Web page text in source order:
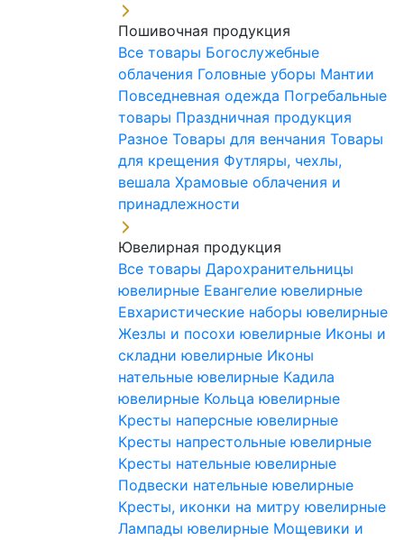
Пошивочная продукция
Все товары Богослужебные
облачения Головные уборы Мантии
Повседневная одежда Погребальные
товары Праздничная продукция
Разное Товары для венчания Товары
для крещения Футляры, чехлы,
вешала Храмовые облачения и
принадлежности
Ювелирная продукция
Все товары Дарохранительницы
ювелирные Евангелие ювелирные
Евхаристические наборы ювелирные
Жезлы и посохи ювелирные Иконы и
складни ювелирные Иконы
нательные ювелирные Кадила
ювелирные Кольца ювелирные
Кресты наперсные ювелирные
Кресты напрестольные ювелирные
Кресты нательные ювелирные
Подвески нательные ювелирные
Кресты, иконки на митру ювелирные
Лампады ювелирные Мощевики и